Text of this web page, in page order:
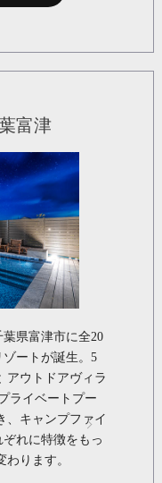
富津
県富津市に全20
ートが誕生。5
アウトドアヴィラ
ライベートプー
、キャンプファイ
れに特徴をもっ
ります。